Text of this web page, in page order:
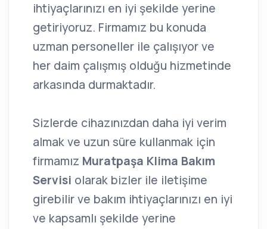
ihtiyaçlarınızı en iyi şekilde yerine
getiriyoruz. Firmamız bu konuda
uzman personeller ile çalışıyor ve
her daim çalışmış olduğu hizmetinde
arkasında durmaktadır.
Sizlerde cihazınızdan daha iyi verim
almak ve uzun süre kullanmak için
firmamız Muratpaşa Klima Bakım
Servisi olarak bizler ile iletişime
girebilir ve bakım ihtiyaçlarınızı en iyi
ve kapsamlı şekilde yerine